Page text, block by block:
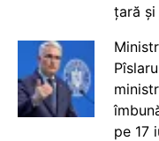
țară
pe 17